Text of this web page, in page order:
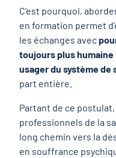
C’est pourquoi,
en formation permet
les échanges avec
toujours plus humaine
usager du système
part entière.
Partant de ce
professionnels de la
long chemin vers la
en souffrance